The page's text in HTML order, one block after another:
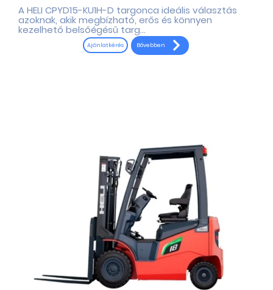
A HELI CPYD15-KU1H-D targonca ideális választás
azoknak, akik megbízható, erős és könnyen
kezelhető belsőégésű targ...
Ajánlatkérés Bővebben